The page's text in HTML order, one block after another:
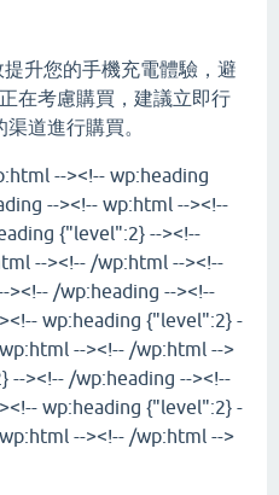
升您的手機充電體驗，避
在考慮購買，建議立即行
道進行購買。
--><!-- wp:heading
--><!-- wp:html --><!--
{"level":2} --><!--
--><!-- /wp:html --><!--
/wp:heading --><!--
wp:heading {"level":2} -
--><!-- /wp:html -->
--><!-- /wp:heading --><!--
wp:heading {"level":2} -
--><!-- /wp:html -->